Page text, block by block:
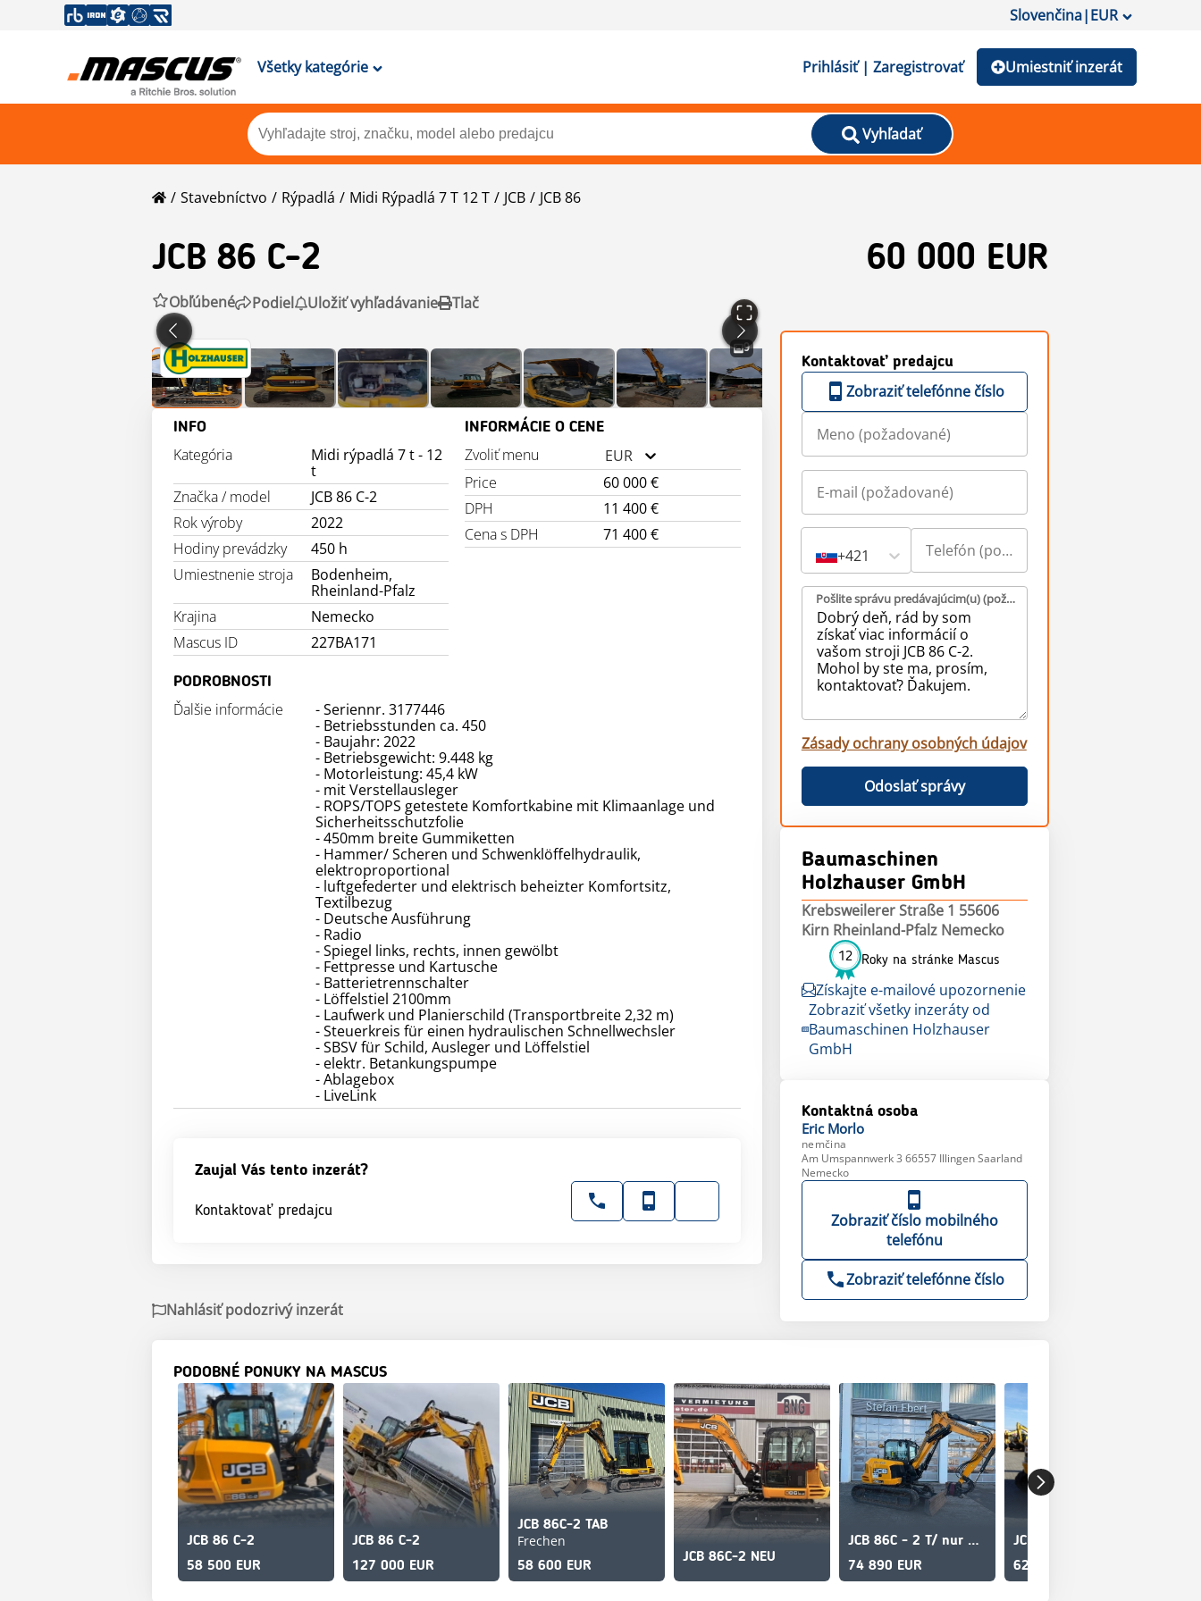
Slovenčina|EUR
Všetky kategórie Prihlásiť | Zaregistrovať Umiestniť inzerát
Vyhľadať
Stavebníctvo Rýpadlá Midi Rýpadlá 7 T 12 T JCB JCB 86
JCB 86 C-2 60 000 EUR
Obľúbené Podiel Uložiť vyhľadávanie Tlač
9
INFO
Kategória
Midi rýpadlá 7 t - 12
t
Značka / model
JCB 86 C-2
Rok výroby
2022
Hodiny prevádzky
450 h
Umiestnenie stroja
Bodenheim,
Rheinland-Pfalz
Krajina
Nemecko
Mascus ID
227BA171
INFORMÁCIE O CENE
Zvoliť menu
EUR
Price
60 000 €
DPH
11 400 €
Cena s DPH
71 400 €
PODROBNOSTI
Ďalšie informácie
- Seriennr. 3177446
- Betriebsstunden ca. 450
- Baujahr: 2022
- Betriebsgewicht: 9.448 kg
- Motorleistung: 45,4 kW
- mit Verstellausleger
- ROPS/TOPS getestete Komfortkabine mit Klimaanlage und
Sicherheitsschutzfolie
- 450mm breite Gummiketten
- Hammer/ Scheren und Schwenklöffelhydraulik,
elektroproportional
- luftgefederter und elektrisch beheizter Komfortsitz,
Textilbezug
- Deutsche Ausführung
- Radio
- Spiegel links, rechts, innen gewölbt
- Fettpresse und Kartusche
- Batterietrennschalter
- Löffelstiel 2100mm
- Laufwerk und Planierschild (Transportbreite 2,32 m)
- Steuerkreis für einen hydraulischen Schnellwechsler
- SBSV für Schild, Ausleger und Löffelstiel
- elektr. Betankungspumpe
- Ablagebox
- LiveLink
Zaujal Vás tento inzerát?
Kontaktovať predajcu
Kontaktovať predajcu
Zobraziť telefónne číslo
+421
Pošlite správu predávajúcim(u) (požadované)
Zásady ochrany osobných údajov
Odoslať správy
Baumaschinen
Holzhauser GmbH
Krebsweilerer Straße 1 55606
Kirn Rheinland-Pfalz Nemecko
12 Roky na stránke Mascus
Získajte e-mailové upozornenie
Zobraziť všetky inzeráty od
Baumaschinen Holzhauser
GmbH
Kontaktná osoba
Eric Morlo
nemčina
Am Umspannwerk 3 66557 Illingen Saarland
Nemecko
Zobraziť číslo mobilného
telefónu
Zobraziť telefónne číslo
Nahlásiť podozrivý inzerát
PODOBNÉ PONUKY NA MASCUS
JCB 86 C-2
58 500 EUR
JCB 86 C-2
127 000 EUR
JCB 86C-2 TAB
Frechen
58 600 EUR
JCB 86C-2 NEU
JCB 86C - 2 T/ nur 627h! / 2022 / Holp Rototop
74 890 EUR
JCB 86C-2 Mono
62 000 EUR